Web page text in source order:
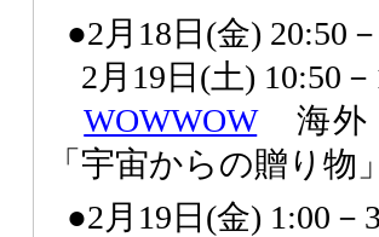
●2月18日(金) 20:50
2月19日(土) 10:50
WOWWOW海外
「宇宙からの贈り物
●2月19日(金) 1:00